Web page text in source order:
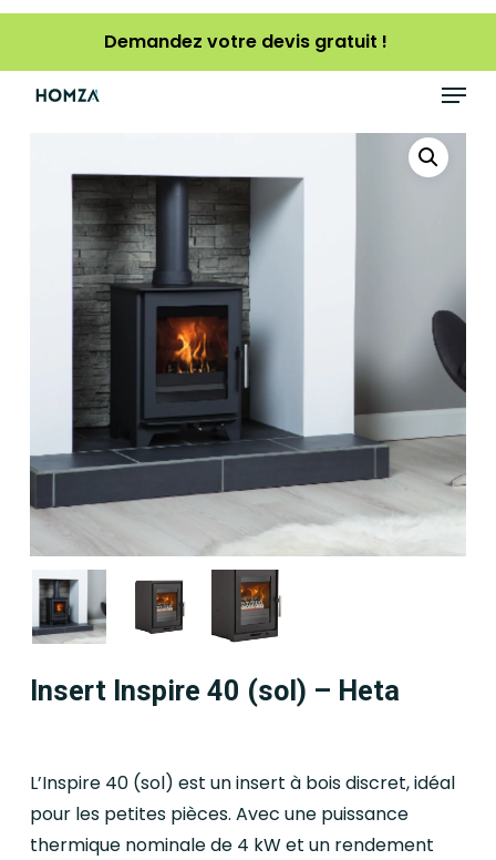
Skip
main
content
Demandez votre devis gratuit !
Menu
Insert Inspire 40 (sol) – Heta
L’Inspire 40 (sol) est un insert à bois discret, idéal
pour les petites pièces. Avec une puissance
thermique nominale de 4 kW et un rendement